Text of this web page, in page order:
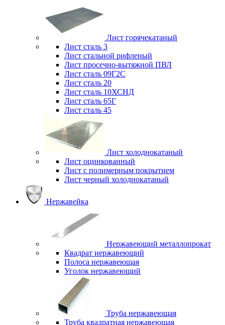
Лист горячекатаный
Лист сталь 3
Лист стальной рифленый
Лист просечно-вытяжной ПВЛ
Лист сталь 09Г2С
Лист сталь 20
Лист сталь 10ХСНД
Лист сталь 65Г
Лист сталь 45
Лист холоднокатаный
Лист оцинкованный
Лист с полимерным покрытием
Лист черный холоднокатаный
Нержавейка
Нержавеющий металлопрокат
Квадрат нержавеющий
Полоса нержавеющая
Уголок нержавеющий
Труба нержавеющая
Труба квадратная нержавеющая